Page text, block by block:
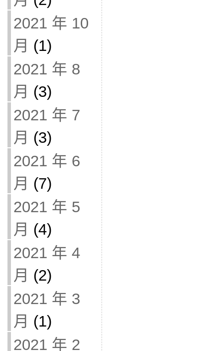
2021 年 10
月 (1)
2021 年 8
月 (3)
2021 年 7
月 (3)
2021 年 6
月 (7)
2021 年 5
月 (4)
2021 年 4
月 (2)
2021 年 3
月 (1)
2021 年 2